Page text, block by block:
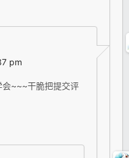
pm
会~~~干脆把提交评